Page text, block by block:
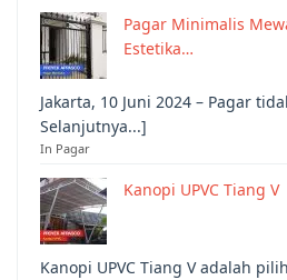
Pagar Minimalis
Estetika…
Jakarta, 10 Juni 2024 – Pagar
Selanjutnya...]
In Pagar
Kanopi UPVC Tiang V
Kanopi UPVC Tiang V adalah